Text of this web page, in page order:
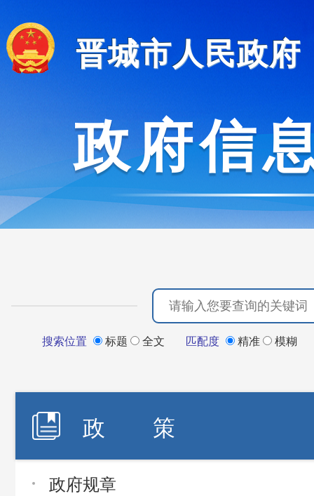
晋城市人民政府
政府信
搜索位置 标题 全文 匹配度 精准 模糊
政 策
政府规章